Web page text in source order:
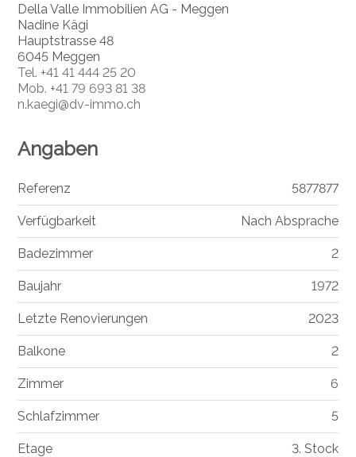
Della Valle Immobilien AG - Meggen
Nadine Kägi
Hauptstrasse 48
6045 Meggen
Tel. +41 41 444 25 20
Mob. +41 79 693 81 38
n.kaegi@dv-immo.ch
Angaben
Referenz 5877877
Verfügbarkeit Nach Absprache
Badezimmer 2
Baujahr 1972
Letzte Renovierungen 2023
Balkone 2
Zimmer 6
Schlafzimmer 5
Etage 3. Stock